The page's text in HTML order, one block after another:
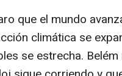
que el mundo
climática se
se estrecha.